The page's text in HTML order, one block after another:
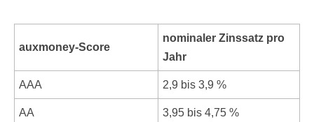
auxmoney-Score
nominaler Zinssatz pro
Jahr
AAA 2,9 bis 3,9 %
AA 3,95 bis 4,75 %